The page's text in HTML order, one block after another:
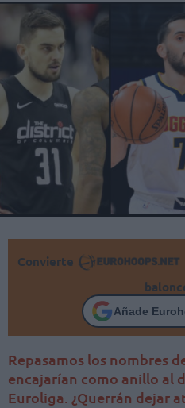
Convierte
Añade
Repasamos los nombres
encajarían como anillo al
Euroliga. ¿Querrán dejar